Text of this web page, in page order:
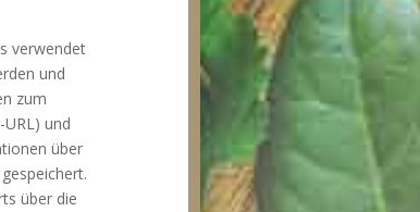
verwendet
und
zum
und
über
über die